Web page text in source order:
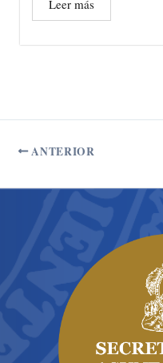
Leer más
ANTERIOR